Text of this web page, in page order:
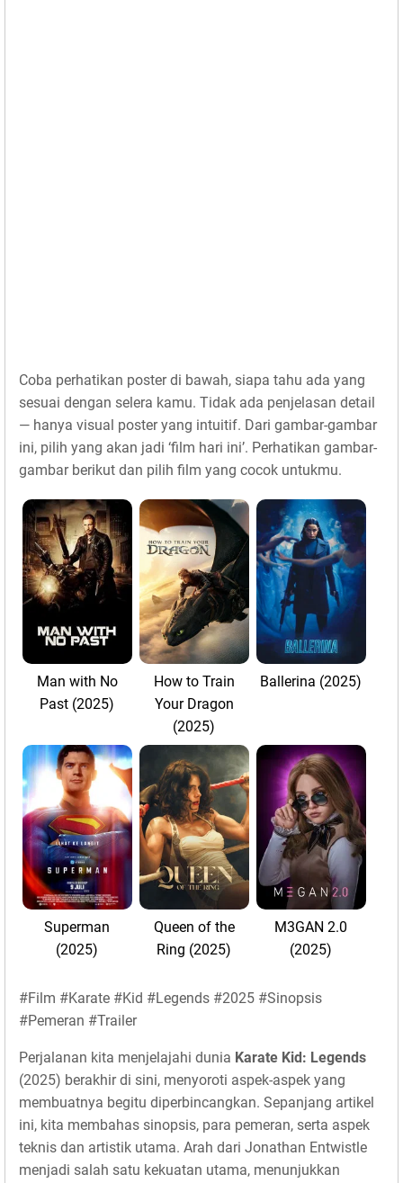
Coba perhatikan poster di bawah, siapa tahu ada yang
sesuai dengan selera kamu. Tidak ada penjelasan detail
— hanya visual poster yang intuitif. Dari gambar-gambar
ini, pilih yang akan jadi ‘film hari ini’. Perhatikan gambar-
gambar berikut dan pilih film yang cocok untukmu.
Man with No
Past (2025)
How to Train
Your Dragon
(2025)
Ballerina (2025)
Superman
(2025)
Queen of the
Ring (2025)
M3GAN 2.0
(2025)
#Film #Karate #Kid #Legends #2025 #Sinopsis
#Pemeran #Trailer
Perjalanan kita menjelajahi dunia Karate Kid: Legends
(2025) berakhir di sini, menyoroti aspek-aspek yang
membuatnya begitu diperbincangkan. Sepanjang artikel
ini, kita membahas sinopsis, para pemeran, serta aspek
teknis dan artistik utama. Arah dari Jonathan Entwistle
menjadi salah satu kekuatan utama, menunjukkan